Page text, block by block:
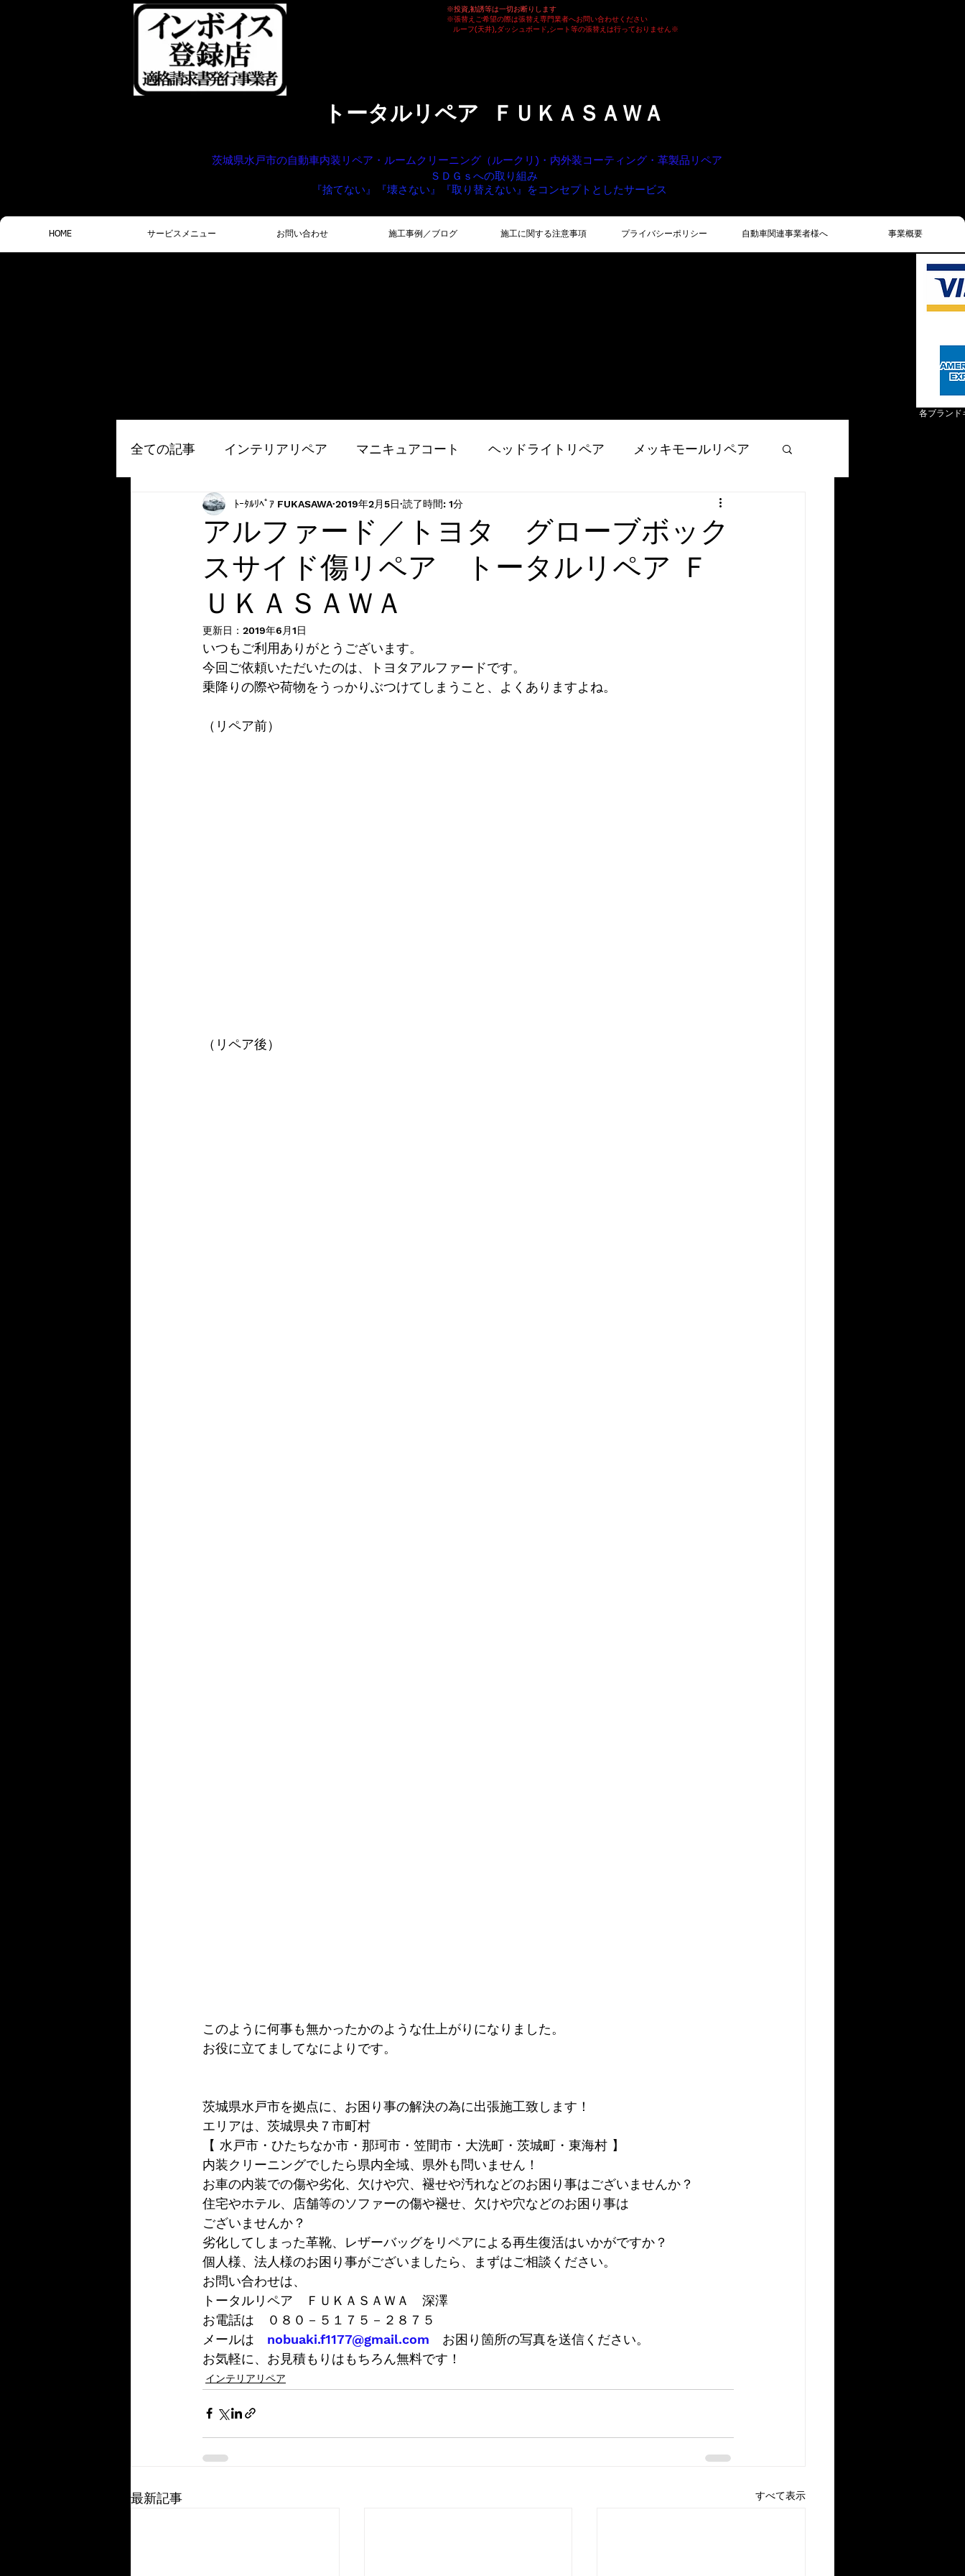
※投資,勧誘等は一切お断りします
※張替えご希望の際は張替え専門業者へお問い合わせください
ルーフ(天井),ダッシュボード,シート等の張替えは行っておりません ​※
トータルリペア ＦＵＫＡＳＡＷＡ
ＳＤＧｓへの取り組み
『捨てない』『壊さない』
『取り替えない』をコンセプトとしたサービス
茨城県水戸市の自動車内装リペア・ルームクリーニング（ルークリ)・内外装コーティング・革製品リペア
HOME サービスメニュー お問い合わせ 施工事例／ブログ 施工に関する注意事項 プライバシーポリシー 自動車関連事業者様へ 事業概要
各ブランド
全ての記事 インテリアリペア マニキュアコート ヘッドライトリペア メッキモールリペア
ルームクリーニング その他 ホイールコーティング レザー製品リペア
内装コーティング
アルファード／トヨタ グローブボック
スサイド傷リペア トータルリペア Ｆ
ＵＫＡＳＡＷＡ
ﾄｰﾀﾙﾘﾍﾟｱ FUKASAWA 2019年2月5日 読了時間: 1分
更新日： 2019年6月1日
いつもご利用ありがとうございます。
今回ご依頼いただいたのは、トヨタアルファードです。
乗降りの際や荷物をうっかりぶつけてしまうこと、よくありますよね。
（リペア前）
（リペア後）
このように何事も無かったかのような仕上がりになりました。
お役に立てましてなによりです。
茨城県水戸市を拠点に、お困り事の解決の為に出張施工致します！
エリアは、茨城県央７市町村
【 水戸市・ひたちなか市・那珂市・笠間市・大洗町・茨城町・東海村 】
内装クリーニングでしたら県内全域、県外も問いません！
お車の内装での傷や劣化、欠けや穴、褪せや汚れなどのお困り事はございませんか？
住宅やホテル、店舗等のソファーの傷や褪せ、欠けや穴などのお困り事は
ございませんか？
劣化してしまった革靴、レザーバッグをリペアによる再生復活はいかがですか？
個人様、法人様のお困り事がございましたら、まずはご相談ください。
お問い合わせは、
トータルリペア　ＦＵＫＡＳＡＷＡ　深澤
お電話は　０８０－５１７５－２８７５
メールは nobuaki.f1177@gmail.com お困り箇所の写真を送信ください。
お気軽に、お見積もりはもちろん無料です！
インテリアリペア
最新記事 すべて表示